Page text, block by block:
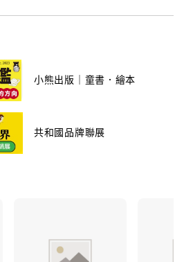
小熊出版｜童書．繪本
共和國品牌聯展